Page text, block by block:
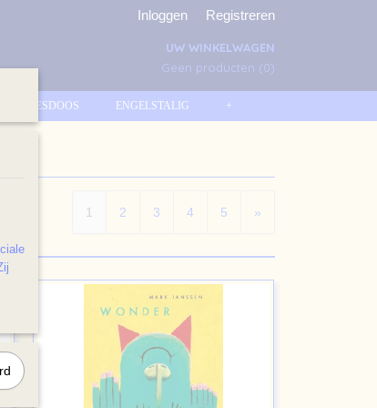
Inloggen Registreren
UW WINKELWAGEN
Geen producten (0)
KRASJESDOOS ENGELSTALIG +
1 2 3 4 5 »